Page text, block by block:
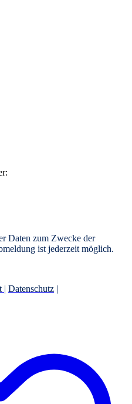
Daten zum Zwecke der
ist jederzeit möglich.
| Datenschutz |